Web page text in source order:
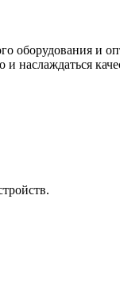
оборудования и
и наслаждаться